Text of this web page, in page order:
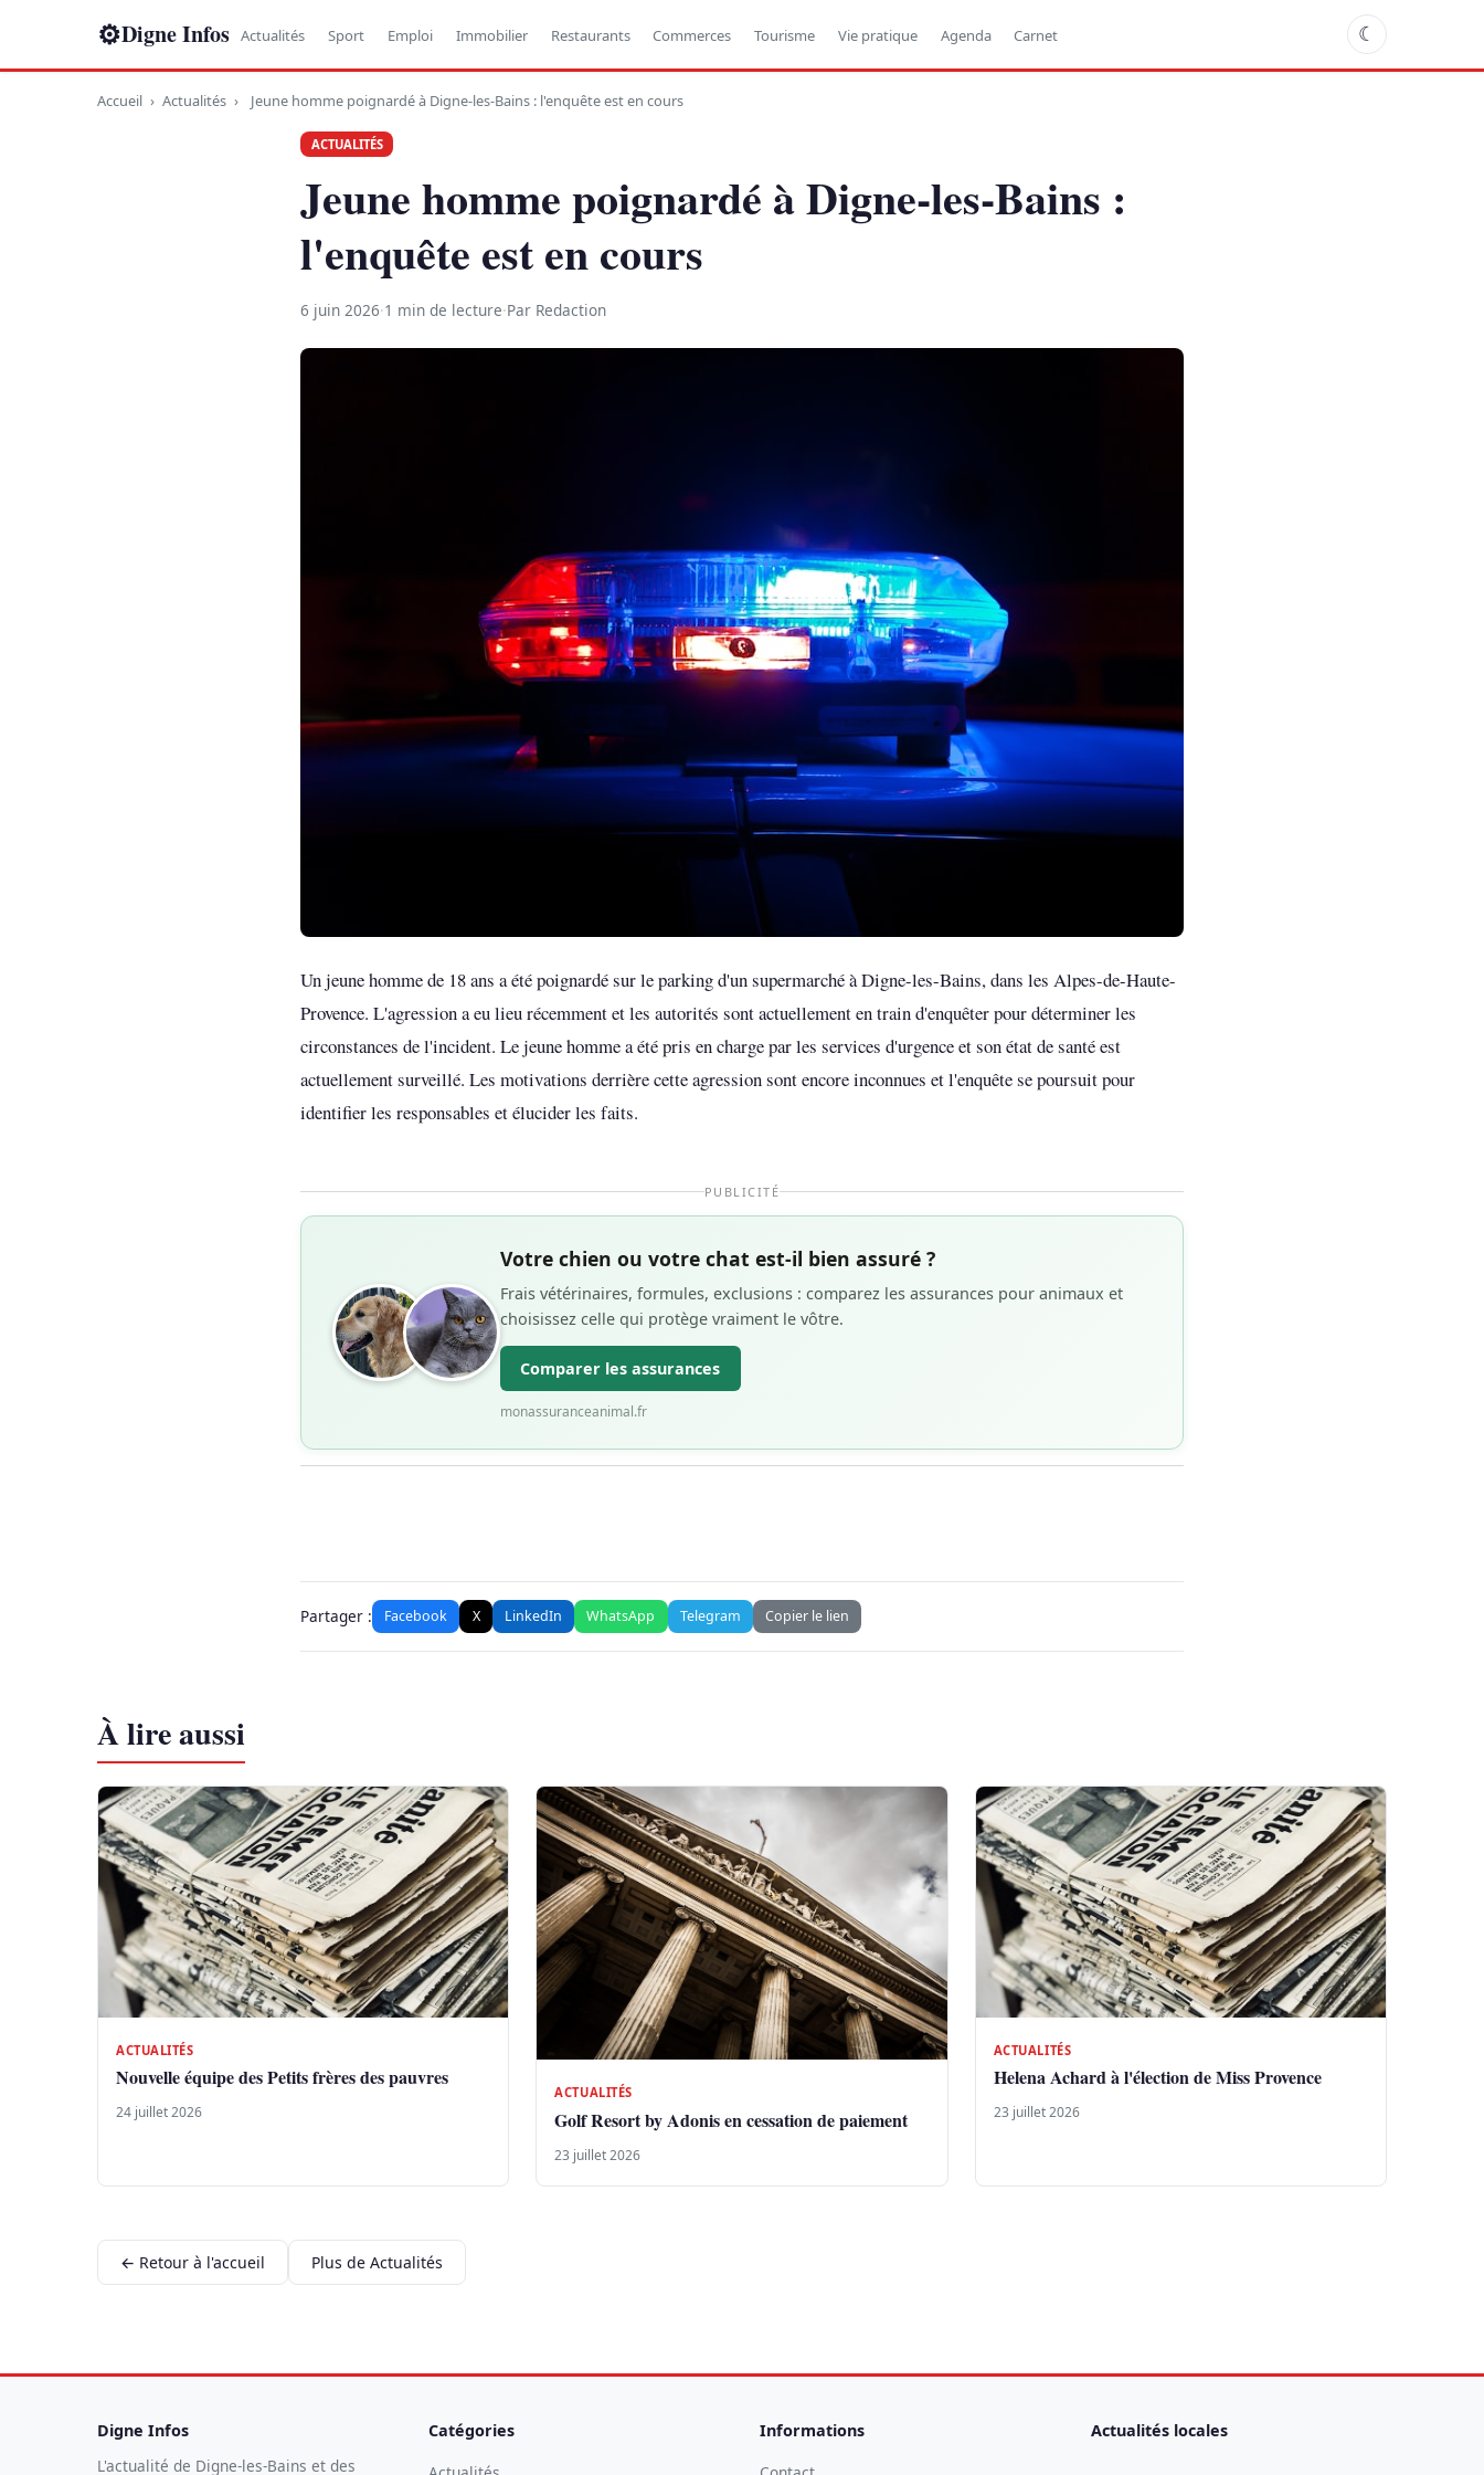
⚙Digne Infos Actualités Sport Emploi Immobilier Restaurants Commerces Tourisme Vie pratique Agenda Carnet ☾
Accueil › Actualités › Jeune homme poignardé à Digne-les-Bains : l'enquête est en cours
ACTUALITÉS
Jeune homme poignardé à Digne-les-Bains :
l'enquête est en cours
6 juin 2026·1 min de lecture·Par Redaction
Un jeune homme de 18 ans a été poignardé sur le parking d'un supermarché à Digne-les-Bains, dans les Alpes-de-Haute-
Provence. L'agression a eu lieu récemment et les autorités sont actuellement en train d'enquêter pour déterminer les
circonstances de l'incident. Le jeune homme a été pris en charge par les services d'urgence et son état de santé est
actuellement surveillé. Les motivations derrière cette agression sont encore inconnues et l'enquête se poursuit pour
identifier les responsables et élucider les faits.
PUBLICITÉ
Votre chien ou votre chat est-il bien assuré ?
Frais vétérinaires, formules, exclusions : comparez les assurances pour animaux et
choisissez celle qui protège vraiment le vôtre.
Comparer les assurances
monassuranceanimal.fr
Partager : Facebook X LinkedIn WhatsApp Telegram Copier le lien
À lire aussi
ACTUALITÉS
Nouvelle équipe des Petits frères des pauvres
24 juillet 2026
ACTUALITÉS
Golf Resort by Adonis en cessation de paiement
23 juillet 2026
ACTUALITÉS
Helena Achard à l'élection de Miss Provence
23 juillet 2026
← Retour à l'accueil Plus de Actualités
Digne Infos
L'actualité de Digne-les-Bains et des
Catégories
Informations
Actualités locales